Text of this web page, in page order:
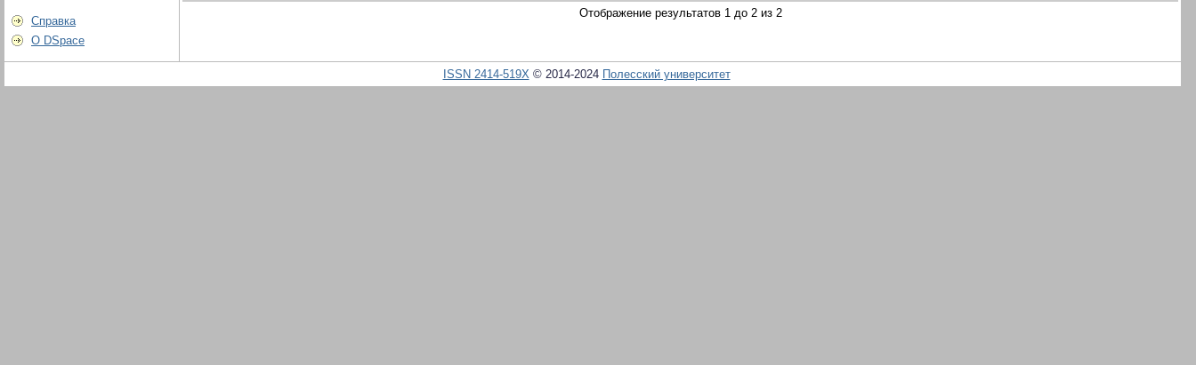
Справка
О DSpace
Отображение результатов 1 до 2 из 2
ISSN 2414-519X© 2014-2024 Полесский университет